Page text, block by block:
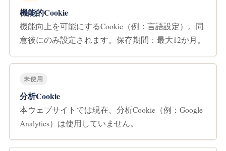
機能的Cookie
機能向上を可能にするCookie（例：言語設定）。同
意後にのみ設定されます。保存期間：最大12か月。
未使用
分析Cookie
本ウェブサイトでは現在、分析Cookie（例：Google
Analytics）は使用していません。